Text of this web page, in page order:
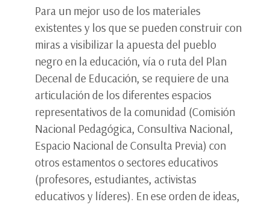
Para un mejor uso de los materiales
existentes y los que se pueden construir con
miras a visibilizar la apuesta del pueblo
negro en la educación, vía o ruta del Plan
Decenal de Educación, se requiere de una
articulación de los diferentes espacios
representativos de la comunidad (Comisión
Nacional Pedagógica, Consultiva Nacional,
Espacio Nacional de Consulta Previa) con
otros estamentos o sectores educativos
(profesores, estudiantes, activistas
educativos y líderes). En ese orden de ideas,